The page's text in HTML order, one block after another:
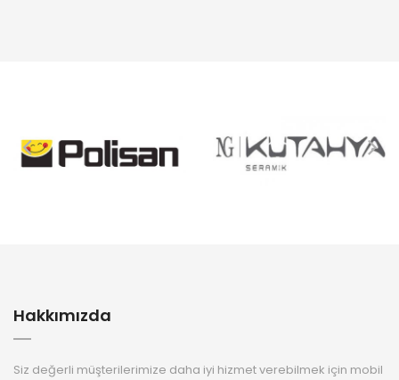
Hakkımızda
Siz değerli müşterilerimize daha iyi hizmet verebilmek için mobil